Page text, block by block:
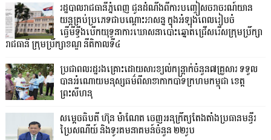
រដ្ឋបាលរាជធានីភ្នំពេញ ជូនដំណឹងពីការបញ្ចៀសចរាចរណ៍យាន
យន្តគ្រប់ប្រភេទជាបណ្តោះអាសន្ន ក្នុងអំឡុងពេលរៀបចំ
ធ្វើមីទ្ទីងបើកយុទ្ធនាការឃោសនាបោះឆ្នោតជ្រើសរើសក្រុមប្រឹក្សា
រាជធានី ក្រុមប្រឹក្សាខណ្ឌ នីតិកាលទី៤
ប្រជាពលរដ្ឋរងគ្រោះដោយសារខ្យល់កន្ត្រាក់ចំនួន៧គ្រួសារ ទទួល
បានអំណោយមនុស្សធម៌ពីសាខាកាកបាទក្រហមកម្ពុជា ខេត្ត
ព្រះសីហនុ
សម្តេចធិបតី ហ៊ុន ម៉ាណែត ចេញអនុក្រឹត្យតែងតាំងប្រធានមន្ទីរ
ប្រៃសណីយ៍ និងទូរគមនាគមន៍ចំនួន ២២រូប